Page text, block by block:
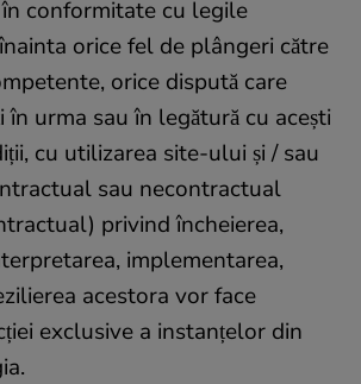
conformitate cu legile
orice fel de plângeri către
orice dispută care
în urma sau în legătură cu acești
cu utilizarea site-ului și / sau
sau necontractual
privind încheierea,
implementarea,
acestora vor face
exclusive a instanțelor din